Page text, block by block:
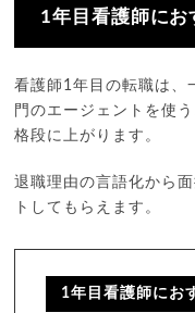
1年目看護師にお
看護師1年目の転職は、
門のエージェントを使
格段に上がります。
退職理由の言語化から
トしてもらえます。
1年目看護師にお